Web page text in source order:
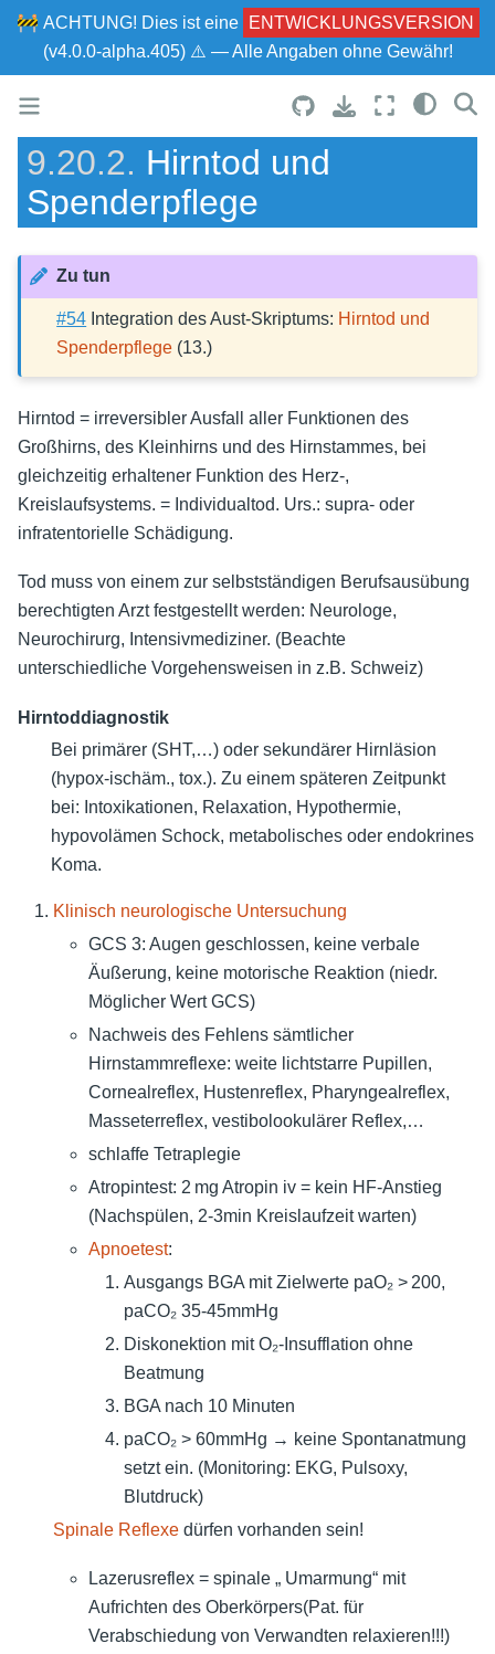
🚧 ACHTUNG! Dies ist eine
ENTWICKLUNGSVERSION
(v4.0.0-alpha.405) ⚠ — Alle Angaben ohne Gewähr!
9.20.2. Hirntod und
Spenderpflege
Zu tun
#54 Integration des Aust-Skriptums: Hirntod und
Spenderpflege (13.)
Hirntod = irreversibler Ausfall aller Funktionen des
Großhirns, des Kleinhirns und des Hirnstammes, bei
gleichzeitig erhaltener Funktion des Herz-,
Kreislaufsystems. = Individualtod. Urs.: supra- oder
infratentorielle Schädigung.
Tod muss von einem zur selbstständigen Berufsausübung
berechtigten Arzt festgestellt werden: Neurologe,
Neurochirurg, Intensivmediziner. (Beachte
unterschiedliche Vorgehensweisen in z.B. Schweiz)
Hirntoddiagnostik
Bei primärer (SHT,…) oder sekundärer Hirnläsion
(hypox-ischäm., tox.). Zu einem späteren Zeitpunkt
bei: Intoxikationen, Relaxation, Hypothermie,
hypovolämen Schock, metabolisches oder endokrines
Koma.
Klinisch neurologische Untersuchung
GCS 3: Augen geschlossen, keine verbale
Äußerung, keine motorische Reaktion (niedr.
Möglicher Wert GCS)
Nachweis des Fehlens sämtlicher
Hirnstammreflexe: weite lichtstarre Pupillen,
Cornealreflex, Hustenreflex, Pharyngealreflex,
Masseterreflex, vestibolookulärer Reflex,…
schlaffe Tetraplegie
Atropintest: 2 mg Atropin iv = kein HF-Anstieg
(Nachspülen, 2-3min Kreislaufzeit warten)
Apnoetest:
Ausgangs BGA mit Zielwerte paO₂ > 200,
paCO₂ 35-45mmHg
Diskonektion mit O₂-Insufflation ohne
Beatmung
BGA nach 10 Minuten
paCO₂ > 60mmHg → keine Spontanatmung
setzt ein. (Monitoring: EKG, Pulsoxy,
Blutdruck)
Spinale Reflexe dürfen vorhanden sein!
Lazerusreflex = spinale „ Umarmung“ mit
Aufrichten des Oberkörpers(Pat. für
Verabschiedung von Verwandten relaxieren!!!)